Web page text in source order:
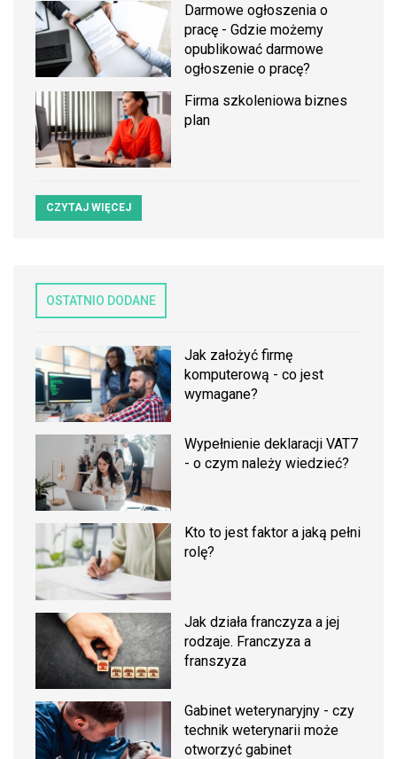
Darmowe ogłoszenia o
pracę - Gdzie możemy
opublikować darmowe
ogłoszenie o pracę?
Firma szkoleniowa biznes
plan
CZYTAJ WIĘCEJ
OSTATNIO DODANE
Jak założyć firmę
komputerową - co jest
wymagane?
Wypełnienie deklaracji VAT7
- o czym należy wiedzieć?
Kto to jest faktor a jaką pełni
rolę?
Jak działa franczyza a jej
rodzaje. Franczyza a
franszyza
Gabinet weterynaryjny - czy
technik weterynarii może
otworzyć gabinet